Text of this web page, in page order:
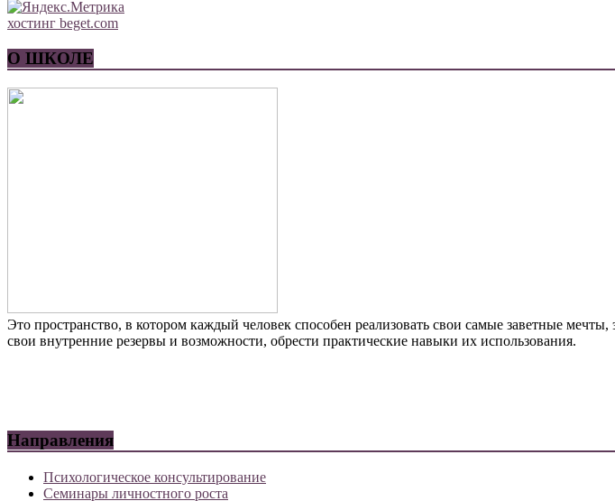
хостинг beget.com
О ШКОЛЕ
Это пространство, в котором каждый человек способен реализовать свои самые заветные
свои внутренние резервы и возможности, обрести практические навыки их использования.
Направления
Психологическое консультирование
Семинары личностного роста